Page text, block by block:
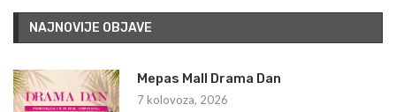
NAJNOVIJE OBJAVE
Mepas Mall Drama Dan
7 kolovoza, 2026